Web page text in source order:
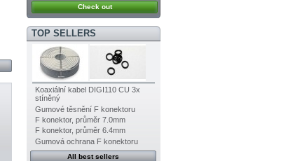
Check out
TOP SELLERS
Koaxiální kabel DIGI110 CU 3x
stíněný
Gumové těsnění F konektoru
F konektor, průměr 7.0mm
F konektor, průměr 6.4mm
Gumová ochrana F konektoru
All best sellers